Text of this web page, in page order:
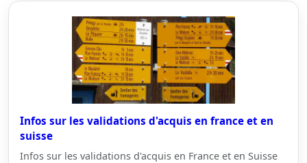
Infos sur les validations d'acquis en france et en
suisse
Infos sur les validations d'acquis en France et en Suisse